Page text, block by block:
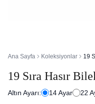
Ana Sayfa Koleksiyonlar 19
19 Sıra Hasır
Altın Ayarı: 14Ayar 22